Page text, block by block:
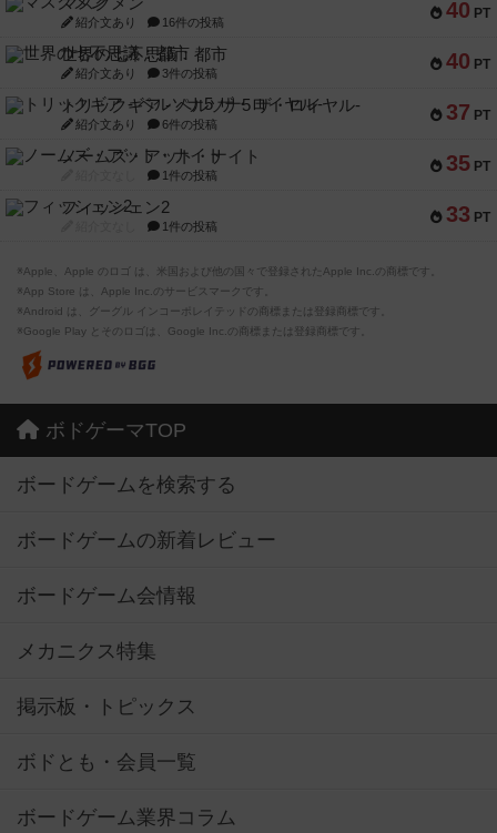
40 PT
紹介文あり 16件の投稿
40 PT
世界の七不思議：都市
紹介文あり 3件の投稿
37 PT
トリックギア - ペルソナ5 ザ・ロイヤル-
紹介文あり 6件の投稿
35 PT
ノームズ・アット・ナイト
1件の投稿
33 PT
フィッシェン2
1件の投稿
※Apple、Apple のロゴ は、米国および他の国々で登録されたApple Inc.の商標です。
※App Store は、Apple Inc.のサービスマークです。
※Android は、グーグル インコーポレイテッドの商標または登録商標です。
※Google Play とそのロゴは、Google Inc.の商標または登録商標です。
ボドゲーマTOP
ボードゲームを検索する
ボードゲームの新着レビュー
ボードゲーム会情報
メカニクス特集
掲示板・トピックス
ボドとも・会員一覧
ボードゲーム業界コラム